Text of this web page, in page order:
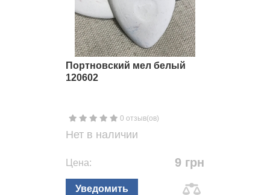
Портновский мел белый
120602
0 отзыв(ов)
Нет в наличии
Цена: 9 грн
Уведомить